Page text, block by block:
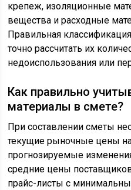
крепеж, изоляционные
вещества и расходные
Правильная
точно рассчитать их
недоиспользования или
Как правильно
материалы в смете?
При составлении сметы
текущие рыночные цены
прогнозируемые
средние цены
прайс-листы с